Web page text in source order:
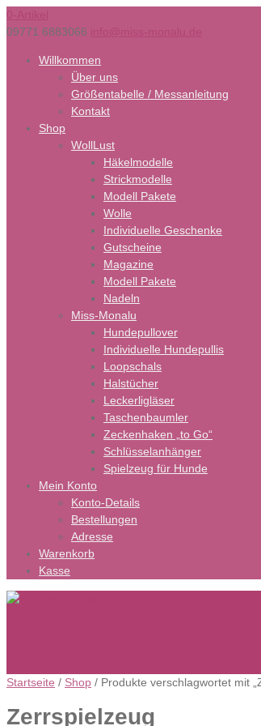
09771 6883066
Willkommen
Über uns
Größentabelle / Messanleitung
Kontakt
Shop
WollLust
Häkelmodelle
Strickmodelle
Modell Pakete
Wolle
Individuelle Geschenke
Gutscheine
Magazine
Modell Pakete
Nadeln
Miss-Monalu
Hundepullover
Individuelle Hundepullis
Loopschals
Halstücher
Leckerligläser
Taschenbaumler
Zeckenhaken „to Go“
Schlüsselanhänger
Spielzeug für Hunde
Mein Konto
Konto-Details
Bestellungen
Adresse
Warenkorb
Kasse
Startseite / Shop / Produkte verschlagwortet mit
Zerrspielzeug